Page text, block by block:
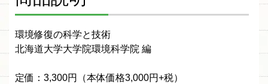
環境修復の科学と技術
北海道大学大学院環境科学院 編
定価：3,300円（本体価格3,000円+税）